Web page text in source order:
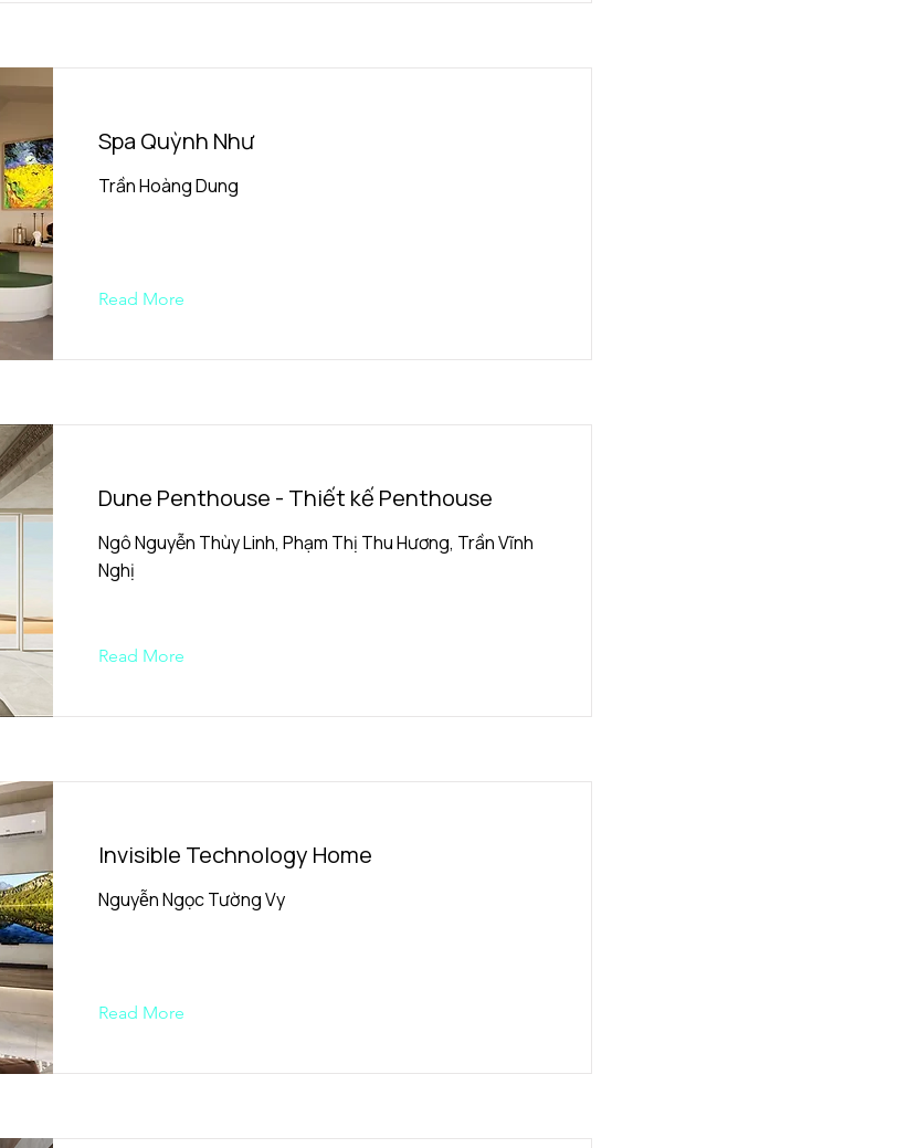
Spa Quỳnh Như
Trần Hoàng Dung
Read More
Dune Penthouse - Thiết kế Penthouse
Ngô Nguyễn Thùy Linh, Phạm Thị Thu Hương, Trần Vĩnh
Nghị
Read More
Invisible Technology Home
Nguyễn Ngọc Tường Vy
Read More